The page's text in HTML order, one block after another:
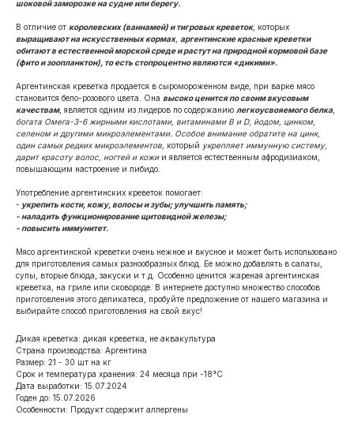
шоковой заморозке на судне или берегу.
В отличие от королевских (ваннамей) и тигровых креветок, которых
выращивают на искусственных кормах, аргентинские красные креветки
обитают в естественной морской среде и растут на природной кормовой базе
(фито и зоопланктон), то есть стопроцентно являются «дикими».
Аргентинская креветка продается в сыромороженном виде, при варке мясо
становится бело-розового цвета. Она высоко ценится по своим вкусовым
качествам, является одним из лидеров по содержанию легкоусвояемого белка
богата Омега-3-6 жирными кислотами, витаминами В и D, йодом, цинком,
селеном и другими микроэлементами. Особое внимание обратите на цинк,
один самых редких микроэлементов, который укрепляет иммунную систему,
дарит красоту волос, ногтей и кожии является естественным афродизиаком,
повышающим настроение и либидо.
Употребление аргентинских креветок помогает:
- укрепить кости, кожу, волосы и зубы; улучшить память;
- наладить функционирование щитовидной железы;
- повысить иммунитет.
Мясо аргентинской креветки очень нежное и вкусное и может быть использовано
для приготовления самых разнообразных блюд. Ее можно добавлять в салаты,
супы, вторые блюда, закуски и т.д. Особенно ценится жареная аргентинская
креветка, на гриле или сковороде. В интернете доступно множество способов
приготовления этого деликатеса, пробуйте предложение от нашего магазина и
выбирайте способ приготовления на свой вкус!
Дикая креветка: дикая креветка, не аквакультура
Страна производства: Аргентина
Размер: 21 - 30 шт на кг
Срок и температура хранения: 24 месяца при -18°С
Дата выработки: 15.07.2024
Годен до: 15.07.2026
Особенности: Продукт содержит аллергены